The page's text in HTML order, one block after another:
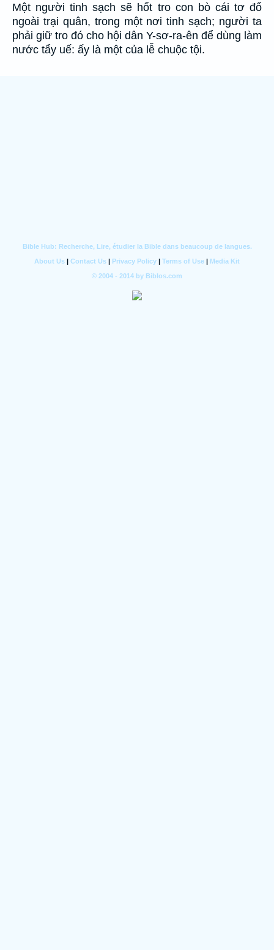
Một người tinh sạch sẽ hốt tro con bò cái tơ đổ
ngoài trại quân, trong một nơi tinh sạch; người ta
phải giữ tro đó cho hội dân Y-sơ-ra-ên để dùng làm
nước tẩy uế: ấy là một của lễ chuộc tội.